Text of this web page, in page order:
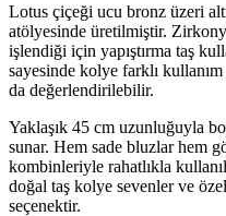
Lotus çiçeği ucu bronz üzeri
atölyesinde üretilmiştir.
işlendiği için yapıştırma taş
sayesinde kolye farklı
da değerlendirilebilir.
Yaklaşık 45 cm uzunluğuyla
sunar. Hem sade bluzlar hem
kombinleriyle rahatlıkla
doğal taş kolye sevenler ve
seçenektir.